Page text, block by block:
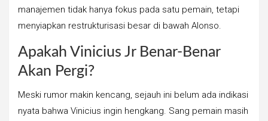
manajemen tidak hanya fokus pada satu pemain, tetapi
menyiapkan restrukturisasi besar di bawah Alonso.
Apakah Vinicius Jr Benar-Benar
Akan Pergi?
Meski rumor makin kencang, sejauh ini belum ada indikasi
nyata bahwa Vinicius ingin hengkang. Sang pemain masih